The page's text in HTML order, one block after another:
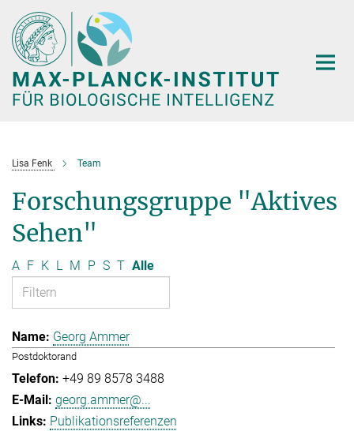
Hauptinhalt
Lisa Fenk Team
Forschungsgruppe "Aktives
Sehen"
A F K L M P S T Alle
Georg Ammer
Postdoktorand
+49 89 8578 3488
georg.ammer@...
Publikationsreferenzen